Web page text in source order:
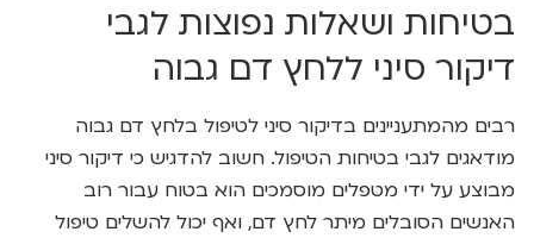
בטיחות ושאלות נפוצות לגבי
דיקור סיני ללחץ דם גבוה
רבים מהמתעניינים בדיקור סיני לטיפול בלחץ דם גבוה
מודאגים לגבי בטיחות הטיפול. חשוב להדגיש כי דיקור סיני
מבוצע על ידי מטפלים מוסמכים הוא בטוח עבור רוב
האנשים הסובלים מיתר לחץ דם, ואף יכול להשלים טיפול